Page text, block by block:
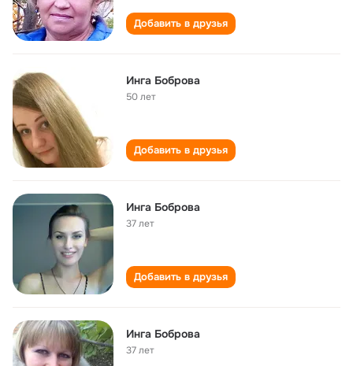
Добавить в друзья
Инга Боброва
50 лет
Добавить в друзья
Инга Боброва
37 лет
Добавить в друзья
Инга Боброва
37 лет